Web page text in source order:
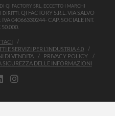
QI FACTORY SRL, ECCETTO I MARCHI
DIRITTI. QI FACTORY S.R.L. VIA SALVO
04066330244- CAP. SOCIALE INT.
50.000.
E SERVIZI PER L’INDUSTRIA 4.0
DI VENDITA
PRIVACY POLICY
SICUREZZA DELLE INFORMAZIONI